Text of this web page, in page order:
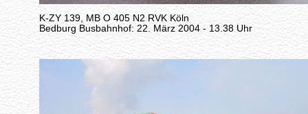
K-ZY 139, MB O 405 N2 RVK Köln
Bedburg Busbahnhof: 22. März 2004 - 13.38 Uhr